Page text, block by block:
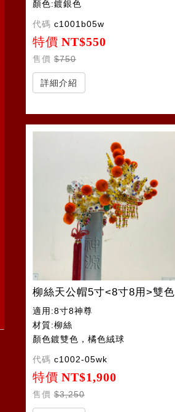
顏色:鍍銀色
代碼 c1001b05w
特價 NT$550
售價 $750
詳細介紹
柳絲天公帽5寸<8寸8用>雙色
適用:8寸8神尊
材質:柳絲
顏色鍍雙色，橘色絨球
代碼 c1002-05wk
特價 NT$1,900
售價 $3,250